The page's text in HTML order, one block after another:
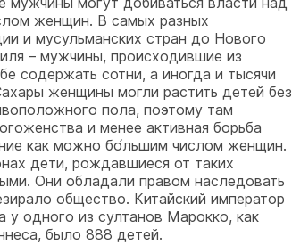
женщин. В самых разных
и мусульманских стран до Нового
– мужчины, происходившие из
содержать сотни, а иногда и тысячи
женщины могли растить детей без
пола, поэтому там
и менее активная борьба
как можно бо́льшим числом женщин.
дети, рождавшиеся от таких
Они обладали правом наследовать
общество. Китайский император
у одного из султанов Марокко, как
было 888 детей.